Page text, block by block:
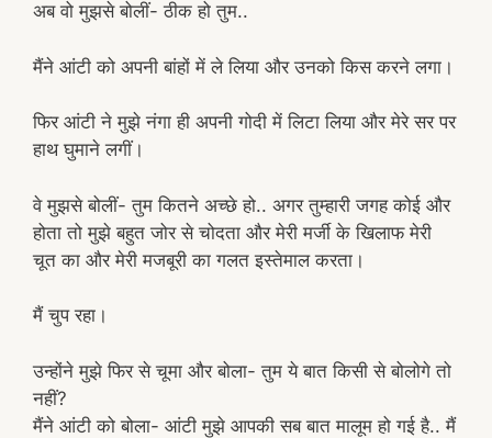
अब वो मुझसे बोलीं- ठीक हो तुम..
मैंने आंटी को अपनी बांहों में ले लिया और उनको किस करने लगा।
फिर आंटी ने मुझे नंगा ही अपनी गोदी में लिटा लिया और मेरे सर पर
हाथ घुमाने लगीं।
वे मुझसे बोलीं- तुम कितने अच्छे हो.. अगर तुम्हारी जगह कोई और
होता तो मुझे बहुत जोर से चोदता और मेरी मर्जी के खिलाफ मेरी
चूत का और मेरी मजबूरी का गलत इस्तेमाल करता।
मैं चुप रहा।
उन्होंने मुझे फिर से चूमा और बोला- तुम ये बात किसी से बोलोगे तो
नहीं?
मैंने आंटी को बोला- आंटी मुझे आपकी सब बात मालूम हो गई है.. मैं